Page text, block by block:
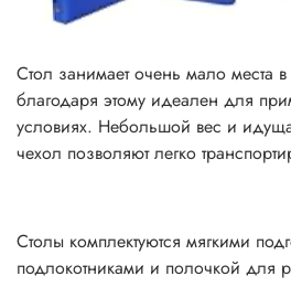
Стол занимает очень мало места
благодаря этому идеален для
условиях. Небольшой вес и
чехол позволяют легко
Столы комплектуются мягкими
подлокотниками и полочкой для